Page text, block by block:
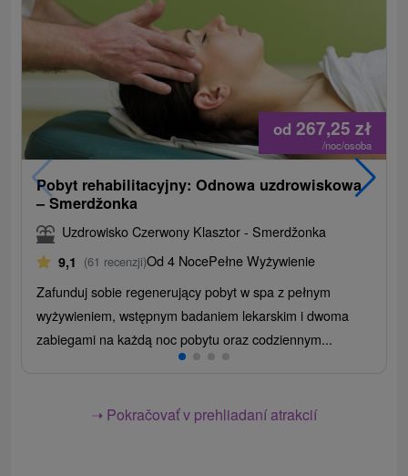
od 267,25zł
/noc/osoba
Pobyt rehabilitacyjny: Odnowa uzdrowiskowa
– Smerdžonka
Uzdrowisko Czerwony Klasztor - Smerdžonka
9,1 (61 recenzji)Od 4 NocePełne Wyżywienie
Zafunduj sobie regenerujący pobyt w spa z pełnym
wyżywieniem, wstępnym badaniem lekarskim i dwoma
zabiegami na każdą noc pobytu oraz codziennym...
➝ Pokračovať v prehliadaní atrakcií